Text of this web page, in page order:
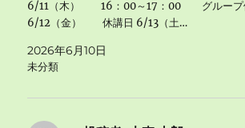
6/11（木） 16：00～17：00 グループ
6/12（金） 休講日 6/13（土…
2026年6月10日
未分類